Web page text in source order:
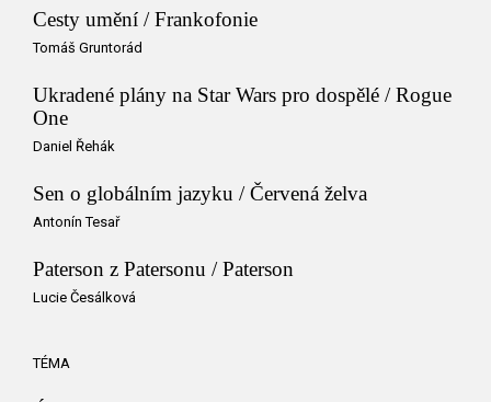
Cesty umění / Frankofonie
Tomáš Gruntorád
Ukradené plány na Star Wars pro dospělé / Rogue
One
Daniel Řehák
Sen o globálním jazyku / Červená želva
Antonín Tesař
Paterson z Patersonu / Paterson
Lucie Česálková
TÉMA